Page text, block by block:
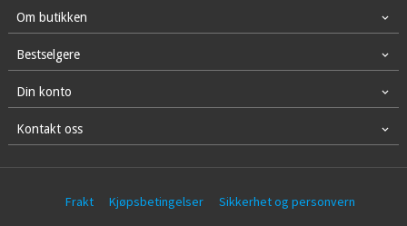
Om butikken
Bestselgere
Din konto
Kontakt oss
Frakt Kjøpsbetingelser Sikkerhet og personvern